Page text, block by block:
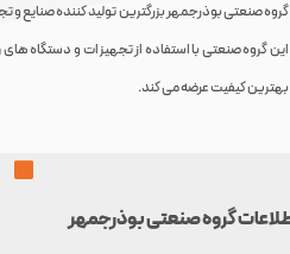
صنعتی بوذرجمهر بزرگترین تولید کننده صنایع و
صنعتی با استفاده از تجهیزات و دستگاه های روز
کیفیت عرضه می کند.
گروه صنعتی بوذرجمهر